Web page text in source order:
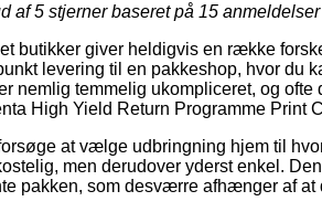
af 5 stjerner baseret på 15 anmeldelser
butikker giver heldigvis en række
levering til en pakkeshop, hvor du
nemlig temmelig ukompliceret, og
High Yield Return Programme Print
at vælge udbringning hjem til
men derudover yderst enkel.
pakken, som desværre afhænger af at